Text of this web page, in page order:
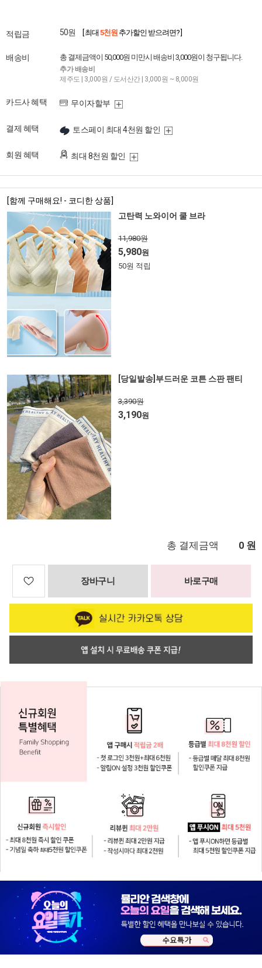
적립금 50원 [ 최대 5천원 추가할인 받으려면? ]
배송비 총 결제금액이 50,000원 미만시 배송비 3,000원이 청구됩니다.
추가 배송비
제주도 | 3,000원 / 도서산간 | 3,000원 ~ 8,000원
카드사 혜택 무이자할부
결제 혜택 토스페이 최대 4천원 할인
회원 혜택 최대 8천원 할인
[함께 구매해요! - 코디한 상품]
고탄력 노와이어 쿨 브라
11,980원
5,980원
50원 적립
[당일발송]부드러운 코튼 스판 팬티
3,390원
3,190원
총 결제금액 0 원
장바구니 바로구매